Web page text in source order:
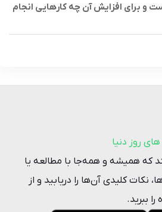
و برای افزایش آن چه کارهایی انجام
روز دنیا
که همیشه و همه‌جا با مطالعه یا
کلیدی آن‌ها را دریابید و از
ببرید.